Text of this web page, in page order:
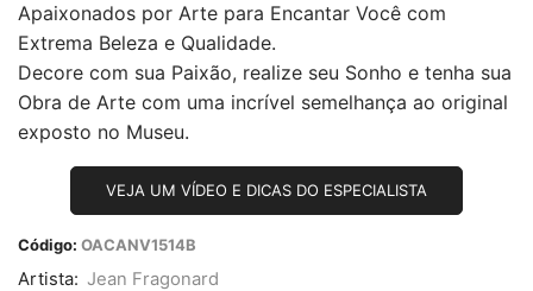
Apaixonados por Arte para Encantar Você com
Extrema Beleza e Qualidade.
Decore com sua Paixão, realize seu Sonho e tenha sua
Obra de Arte com uma incrível semelhança ao original
exposto no Museu.
VEJA UM VÍDEO E DICAS DO ESPECIALISTA
Código: OACANV1514B
Artista: Jean Fragonard